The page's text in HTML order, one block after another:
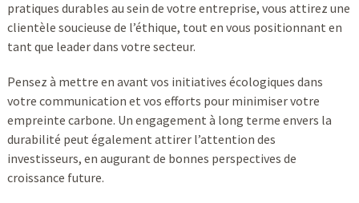
pratiques durables au sein de votre entreprise, vous attirez une
clientèle soucieuse de l’éthique, tout en vous positionnant en
tant que leader dans votre secteur.
Pensez à mettre en avant vos initiatives écologiques dans
votre communication et vos efforts pour minimiser votre
empreinte carbone. Un engagement à long terme envers la
durabilité peut également attirer l’attention des
investisseurs, en augurant de bonnes perspectives de
croissance future.